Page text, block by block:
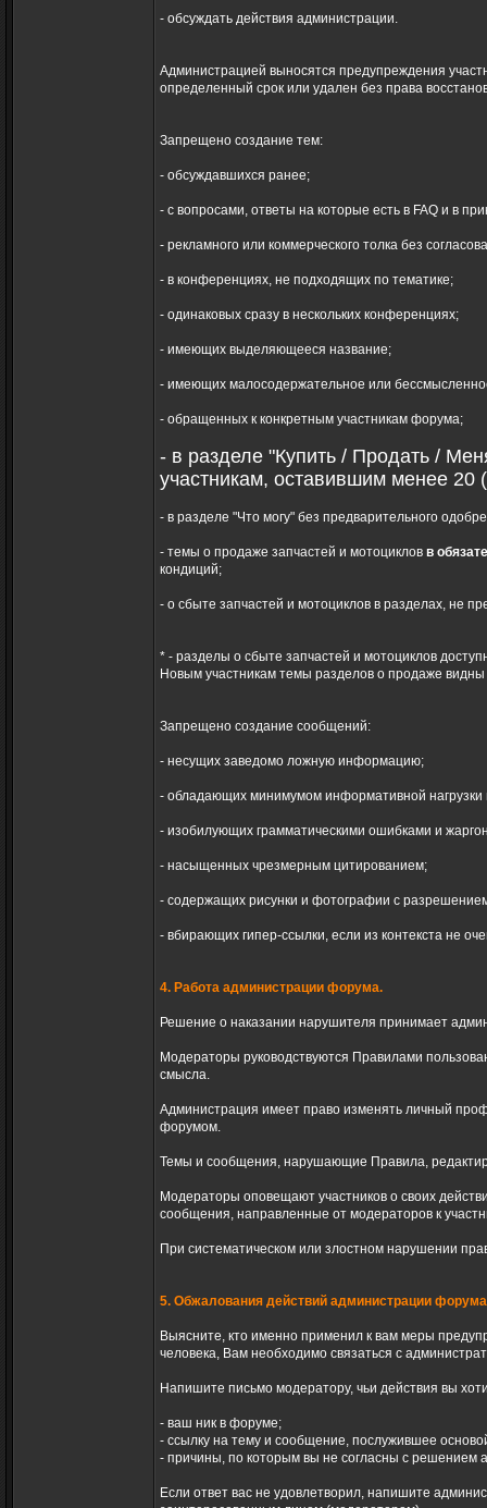
- обсуждать действия администрации.
Администрацией выносятся предупреждения
определенный срок или удален без права
Запрещено создание тем:
- обсуждавшихся ранее;
- с вопросами, ответы на которые есть в FAQ и в
- рекламного или коммерческого толка без
- в конференциях, не подходящих по тематике;
- одинаковых сразу в нескольких конференциях;
- имеющих выделяющееся название;
- имеющих малосодержательное или
- обращенных к конкретным участникам форума;
- в разделе "Купить / Продать /
участникам, оставившим менее 20
- в разделе "Что могу" без предварительного
- темы о продаже запчастей и мотоциклов в
кондиций;
- о сбыте запчастей и мотоциклов в разделах, не
* - разделы о сбыте запчастей и мотоциклов
Новым участникам темы разделов о продаже
Запрещено создание сообщений:
- несущих заведомо ложную информацию;
- обладающих минимумом информативной
- изобилующих грамматическими ошибками и
- насыщенных чрезмерным цитированием;
- содержащих рисунки и фотографии с
- вбирающих гипер-ссылки, если из контекста не
4. Работа администрации форума.
Решение о наказании нарушителя принимает
Модераторы руководствуются Правилами
смысла.
Администрация имеет право изменять личный
форумом.
Темы и сообщения, нарушающие Правила,
Модераторы оповещают участников о своих
сообщения, направленные от модераторов к
При систематическом или злостном нарушении
5. Обжалования действий администрации
Выясните, кто именно применил к вам меры
человека, Вам необходимо связаться с
Напишите письмо модератору, чьи действия вы
- ваш ник в форуме;
- ссылку на тему и сообщение, послужившее
- причины, по которым вы не согласны с решением
Если ответ вас не удовлетворил, напишите